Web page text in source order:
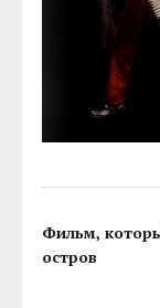
Фильм,
остров